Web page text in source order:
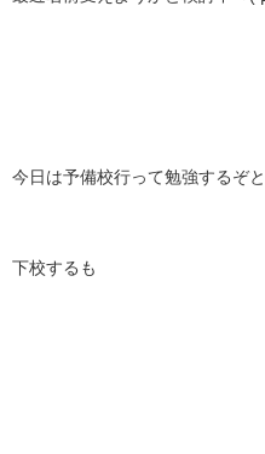
今日は予備校行って勉強するぞ
下校するも